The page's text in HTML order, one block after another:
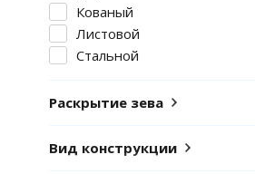
Кованый
Листовой
Стальной
Раскрытие зева
Вид конструкции